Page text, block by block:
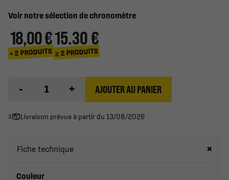
Voir notre sélection de chronomètre
18,00 €
< 2 PRODUITS
15.30 €
≥ 2 PRODUITS
- + AJOUTER AU PANIER
Livraison prévue à partir du 13/08/2026
Fiche technique
Couleur